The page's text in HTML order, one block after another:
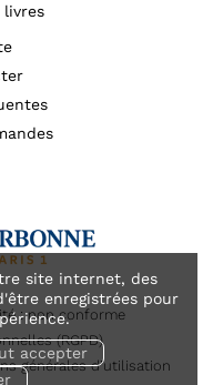
site internet, des
enregistrées pour
accepter
livres
: non conforme
(RGPD)
générales d’utilisation